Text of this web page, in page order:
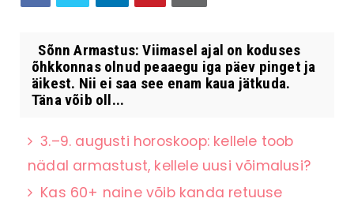
Sõnn Armastus: Viimasel ajal on koduses
õhkkonnas olnud peaaegu iga päev pinget ja
äikest. Nii ei saa see enam kaua jätkuda.
Täna võib oll...
3.–9. augusti horoskoop: kellele toob
nädal armastust, kellele uusi võimalusi?
Kas 60+ naine võib kanda retuuse